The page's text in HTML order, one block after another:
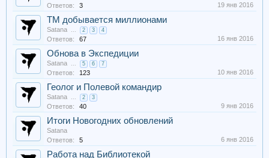
Ответов:
3 19 янв 2016
ТМ добывается миллионами
Satana ... 2 3 4
Ответов: 67 16 янв 2016
Обнова в Экспедиции
Satana ... 5 6 7
Ответов: 123 10 янв 2016
Геолог и Полевой командир
Satana ... 2 3
Ответов: 40 9 янв 2016
Итоги Новогодних обновлений
Satana
Ответов:
5 6 янв 2016
Работа над Библиотекой